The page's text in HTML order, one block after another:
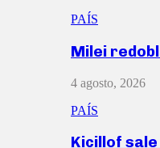
PAÍS
Milei
4 agosto, 2026
PAÍS
Kicillof